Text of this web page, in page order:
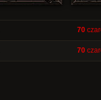
70
70